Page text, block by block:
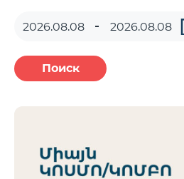
Поиск